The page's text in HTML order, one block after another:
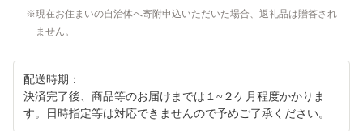
現在お住まいの自治体へ寄附申込いただいた場合、返礼品は贈答され
ません。
配送時期：
決済完了後、商品等のお届けまでは１~２ケ月程度かかりま
す。日時指定等は対応できませんので予めご了承ください。